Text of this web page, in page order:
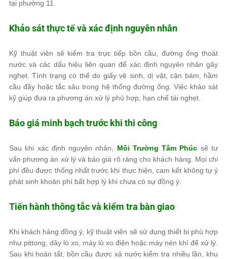
tại phường 11.
Khảo sát thực tế và xác định nguyên nhân
Kỹ thuật viên sẽ kiểm tra trực tiếp bồn cầu, đường ống thoát
nước và các dấu hiệu liên quan để xác định nguyên nhân gây
nghẹt. Tình trạng có thể do giấy vệ sinh, dị vật, cặn bám, hầm
cầu đầy hoặc tắc sâu trong hệ thống đường ống. Việc khảo sát
kỹ giúp đưa ra phương án xử lý phù hợp, hạn chế tái nghẹt.
Báo giá minh bạch trước khi thi công
Sau khi xác định nguyên nhân, Môi Trường Tâm Phúc sẽ tư
vấn phương án xử lý và báo giá rõ ràng cho khách hàng. Mọi chi
phí đều được thống nhất trước khi thực hiện, cam kết không tự ý
phát sinh khoản phí bất hợp lý khi chưa có sự đồng ý.
Tiến hành thông tắc và kiểm tra bàn giao
Khi khách hàng đồng ý, kỹ thuật viên sẽ sử dụng thiết bị phù hợp
như pittong, dây lò xo, máy lò xo điện hoặc máy nén khí để xử lý.
Sau khi hoàn tất, bồn cầu được xả nước kiểm tra nhiều lần, khu